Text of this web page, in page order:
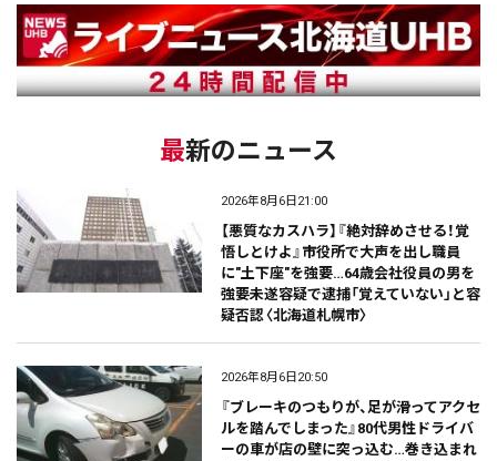
最新のニュース
2026年8月6日21:00
【悪質なカスハラ】『絶対辞めさせる！覚
悟しとけよ』市役所で大声を出し職員
に"土下座"を強要…64歳会社役員の男を
強要未遂容疑で逮捕「覚えていない」と容
疑否認〈北海道札幌市〉
2026年8月6日20:50
『ブレーキのつもりが、足が滑ってアクセ
ルを踏んでしまった』80代男性ドライバ
ーの車が店の壁に突っ込む…巻き込まれ